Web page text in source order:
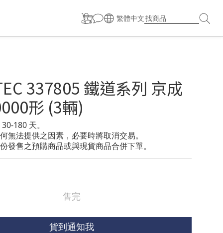
繁體中文
337805 鐵道系列 京成
形 (3輛)
180 天。
無法提供之因素，必要時將取消交易。
發售之預購商品或與現貨商品合併下單。
售完
貨到通知我